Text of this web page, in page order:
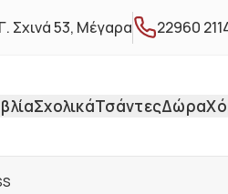
Γ. Σχινά 53, Μέγαρα 22960
ΣχολικάΤσάντεςΔώρα